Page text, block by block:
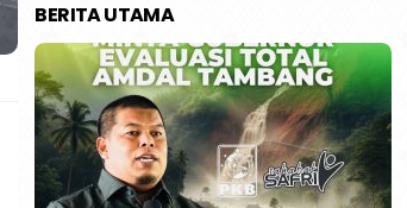
BERITA UTAMA